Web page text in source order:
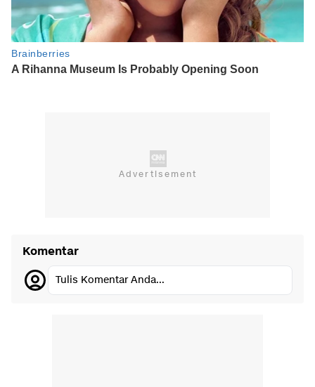
Komentar
Tulis Komentar Anda...